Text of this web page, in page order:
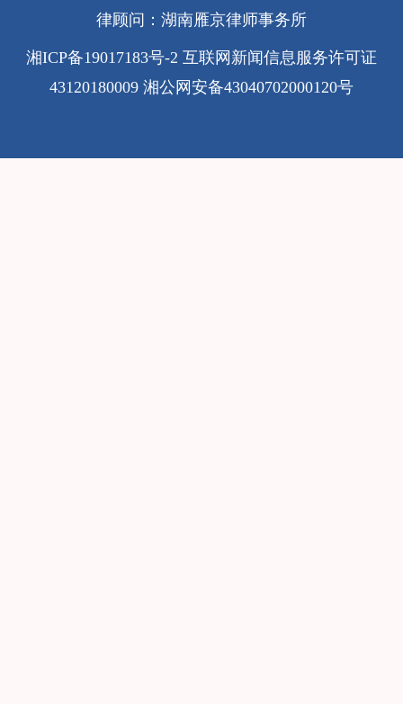
律顾问：湖南雁京律师事务所
湘ICP备19017183号-2 互联网新闻信息服务许可证
43120180009 湘公网安备43040702000120号